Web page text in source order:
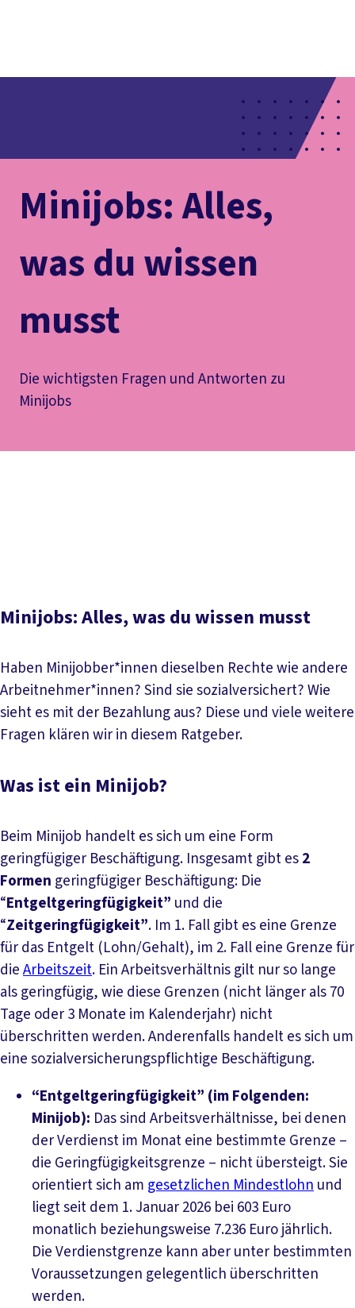
Politik
Minijobs: Alles,
was du wissen
musst
Die wichtigsten Fragen und Antworten zu
Minijobs
Minijobs: Alles, was du wissen musst
Haben Minijobber*innen dieselben Rechte wie andere
Arbeitnehmer*innen? Sind sie sozialversichert? Wie
sieht es mit der Bezahlung aus? Diese und viele weitere
Fragen klären wir in diesem Ratgeber.
Was ist ein Minijob?
Beim Minijob handelt es sich um eine Form
geringfügiger Beschäftigung. Insgesamt gibt es2
Formen geringfügiger Beschäftigung: Die
“Entgeltgeringfügigkeit” und die
“Zeitgeringfügigkeit”. Im 1. Fall gibt es eine Grenze
für das Entgelt (Lohn/Gehalt), im 2. Fall eine Grenze für
dieArbeitszeit. Ein Arbeitsverhältnis gilt nur so lange
als geringfügig, wie diese Grenzen (nicht länger als 70
Tage oder 3 Monate im Kalenderjahr) nicht
überschritten werden. Anderenfalls handelt es sich um
eine sozialversicherungspflichtige Beschäftigung.
“Entgeltgeringfügigkeit” (im Folgenden:
Minijob): Das sind Arbeitsverhältnisse, bei denen
der Verdienst im Monat eine bestimmte Grenze –
die Geringfügigkeitsgrenze – nicht übersteigt. Sie
orientiert sich am gesetzlichen Mindestlohnund
liegt seit dem 1. Januar 2026 bei 603 Euro
monatlich beziehungsweise 7.236 Euro jährlich.
Die Verdienstgrenze kann aber unter bestimmten
Voraussetzungen gelegentlich überschritten
werden.